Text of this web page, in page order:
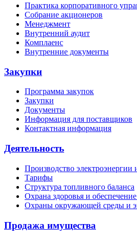
Практика корпоративного
Собрание акционеров
Менеджмент
Внутренний аудит
Комплаенс
Внутренние документы
Закупки
Программа закупок
Закупки
Документы
Информация для поставщиков
Контактная информация
Деятельность
Производство электроэнергии
Тарифы
Структура топливного баланса
Охрана здоровья и
Охраны окружающей среды и
Продажа имущества